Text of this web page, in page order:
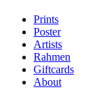
Prints
Poster
Artists
Rahmen
Giftcards
About